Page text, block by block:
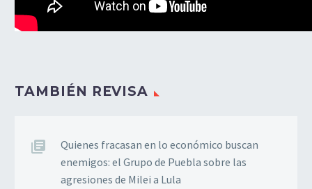
TAMBIÉN REVISA
Quienes fracasan en lo económico buscan
enemigos: el Grupo de Puebla sobre las
agresiones de Milei a Lula